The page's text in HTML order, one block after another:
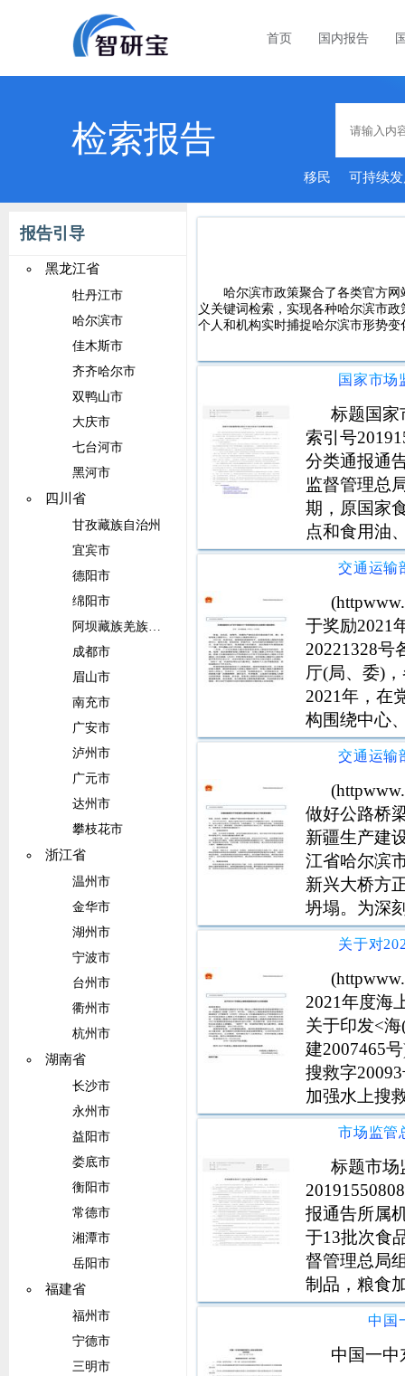
首页 国内报告
检索报告
移民 可持续
报告引导
黑龙江省
牡丹江市
哈尔滨市
佳木斯市
齐齐哈尔市
双鸭山市
大庆市
七台河市
黑河市
四川省
甘孜藏族自治州
宜宾市
德阳市
绵阳市
阿坝藏族羌族自治州
成都市
眉山市
南充市
广安市
泸州市
广元市
达州市
攀枝花市
浙江省
温州市
金华市
湖州市
宁波市
台州市
衢州市
杭州市
湖南省
长沙市
永州市
益阳市
娄底市
衡阳市
常德市
湘潭市
岳阳市
福建省
福州市
宁德市
三明市
哈尔滨市政策聚合了各类官方
义关键词检索，实现各种哈尔滨市
个人和机构实时捕捉哈尔滨市形势
标题国家
索引号
分类通报通
监督管理总
期，原国家
点和食用油
目合格样品
情况通告如
品3批次
于奖励2021
20221328号
厅(局、委)
2021年，在
构围绕中心
搜救行动
功搜救中外
做好公路桥
新疆生产建
江省哈尔滨
新兴大桥方
坍塌。为深
梁运行安全
紧急通知如
河流融化易
2021年度海
关于印发<
建2007465
搜救字
加强水上搜
国海上搜救
2021年度
标题市场
报通告所属
于13批次食
督管理总局
制品，粮食
1638批次样
机构为天津
为河南省产
中国
中国一中